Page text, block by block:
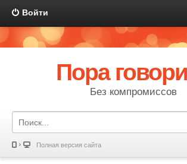
Войти
Пора
Без компромиссов
Полная версия сайта